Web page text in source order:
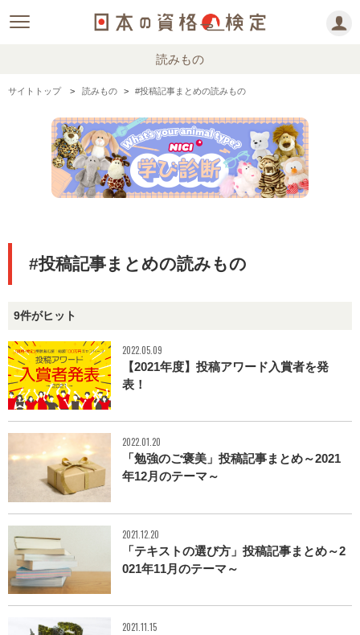
読みもの
サイトトップ 読みもの #投稿記事まとめの読みもの
#投稿記事まとめの読みもの
9件がヒット
2022.05.09
【2021年度】投稿アワード入賞者を発
表！
2022.01.20
「勉強のご褒美」投稿記事まとめ～2021
年12月のテーマ～
2021.12.20
「テキストの選び方」投稿記事まとめ～2
021年11月のテーマ～
2021.11.15